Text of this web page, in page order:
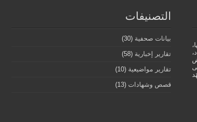
التصنيفات
بيانات صحفية (30)
تقارير إخبارية (58)
تقارير مواضيعية (10)
قصص وشهادات (13)